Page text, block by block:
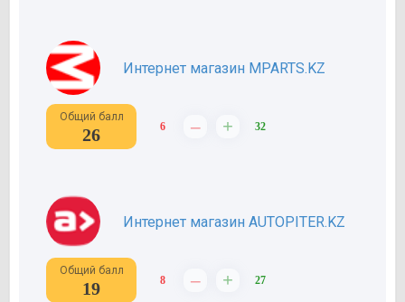
Интернет магазин MPARTS.KZ
Общий балл
26 6 – + 32
Интернет магазин AUTOPITER.KZ
Общий балл
19 8 – + 27